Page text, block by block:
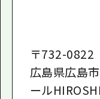
〒732-0822
広島県広島
ール